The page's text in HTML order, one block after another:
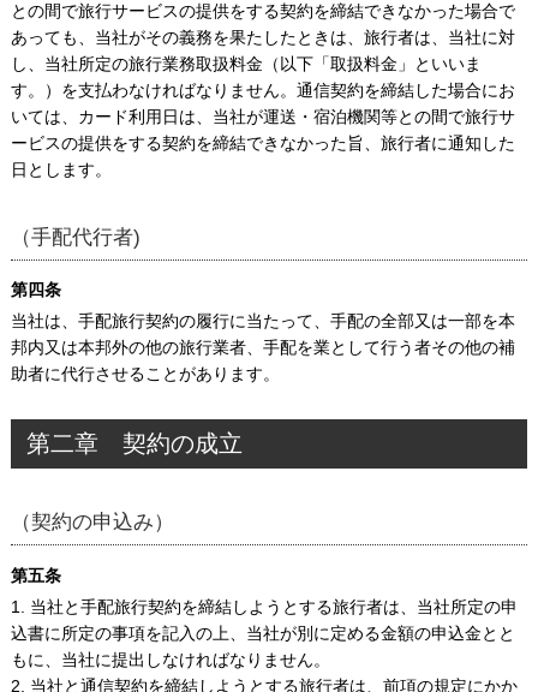
との間で旅行サービスの提供をする契約を締結できなかった場合で
あっても、当社がその義務を果たしたときは、旅行者は、当社に対
し、当社所定の旅行業務取扱料金（以下「取扱料金」といいま
す。）を支払わなければなりません。通信契約を締結した場合にお
いては、カード利用日は、当社が運送・宿泊機関等との間で旅行サ
ービスの提供をする契約を締結できなかった旨、旅行者に通知した
日とします。
（手配代行者)
第四条
当社は、手配旅行契約の履行に当たって、手配の全部又は一部を本
邦内又は本邦外の他の旅行業者、手配を業として行う者その他の補
助者に代行させることがあります。
第二章 契約の成立
（契約の申込み）
第五条
1. 当社と手配旅行契約を締結しようとする旅行者は、当社所定の申
込書に所定の事項を記入の上、当社が別に定める金額の申込金とと
もに、当社に提出しなければなりません。
2. 当社と通信契約を締結しようとする旅行者は、前項の規定にかか